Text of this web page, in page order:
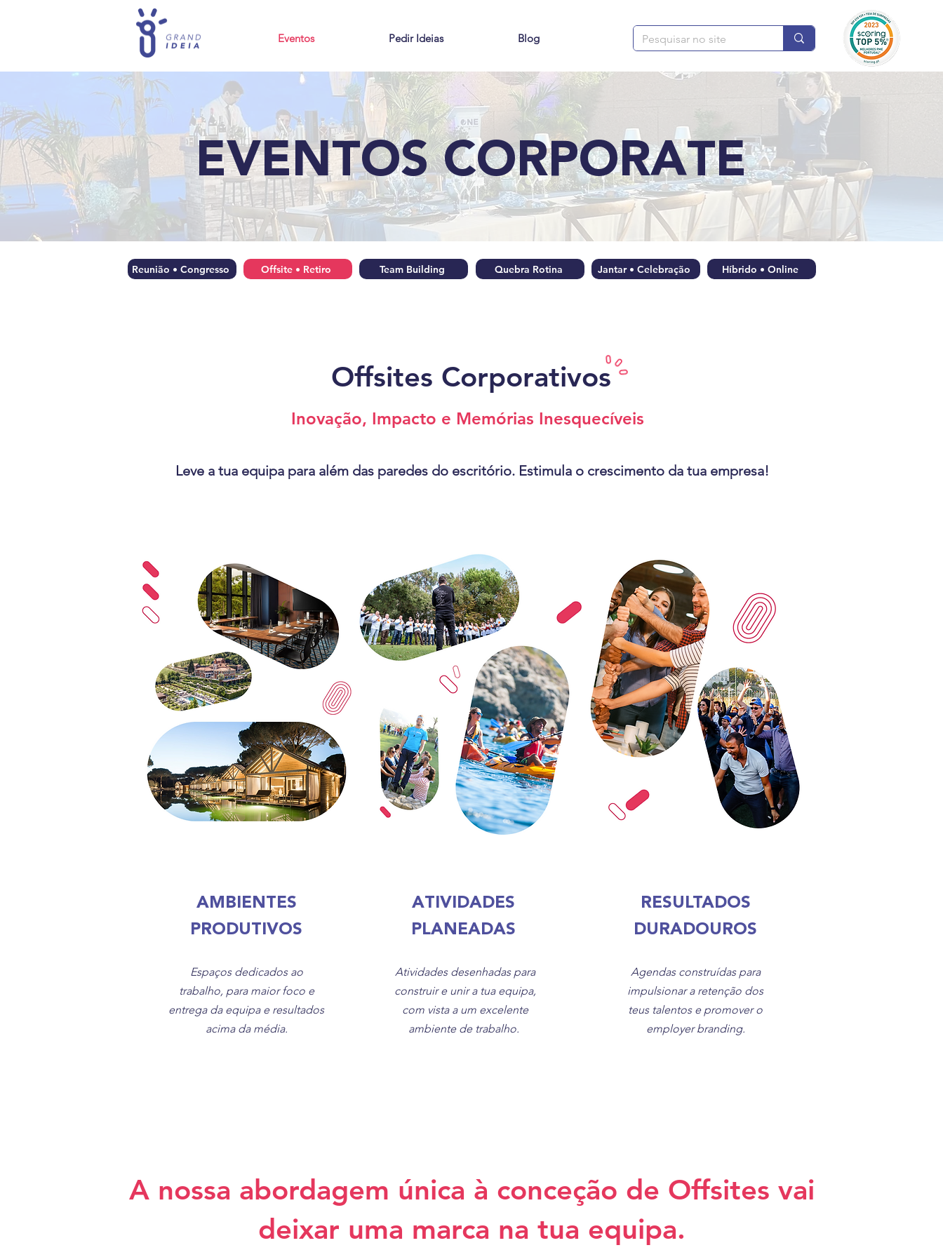
Eventos Pedir Ideias Blog
EVENTOS CORPORATE
Reunião • Congresso Offsite • Retiro Team Building Quebra Rotina Jantar • Celebração Híbrido • Online
Offsites Corporativos
Inovação, Impacto e Memórias Inesquecíveis
Leve a tua equipa para além das paredes do escritório. Estimula o crescimento da tua empresa!
AMBIENTES
PRODUTIVOS
Espaços dedicados ao
trabalho, para maior foco e
entrega da equipa e resultados
acima da média.
ATIVIDADES
PLANEADAS
Atividades desenhadas para
construir e unir a tua equipa,
com vista a um excelente
ambiente de trabalho.
RESULTADOS
DURADOUROS
Agendas construídas para
impulsionar a retenção dos
teus talentos e promover o
employer branding.
A nossa abordagem única à conceção de Offsites vai
deixar uma marca na tua equipa.